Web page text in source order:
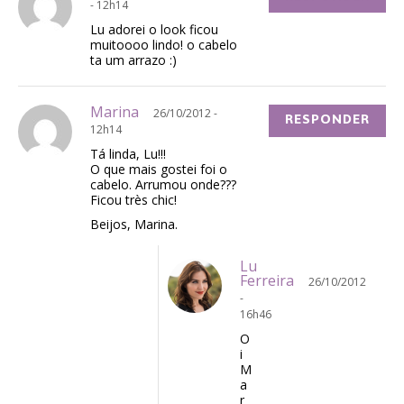
- 12h14
Lu adorei o look ficou
muitoooo lindo! o cabelo
ta um arrazo :)
Marina
26/10/2012 -
12h14
Tá linda, Lu!!!
O que mais gostei foi o
cabelo. Arrumou onde???
Ficou très chic!
Beijos, Marina.
RESPONDER
Lu
Ferreira
26/10/2012
-
16h46
O
i
M
a
r